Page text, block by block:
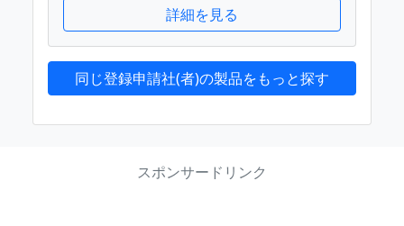
詳細を見る
同じ登録申請社(者)の製品をもっと探す
スポンサードリンク